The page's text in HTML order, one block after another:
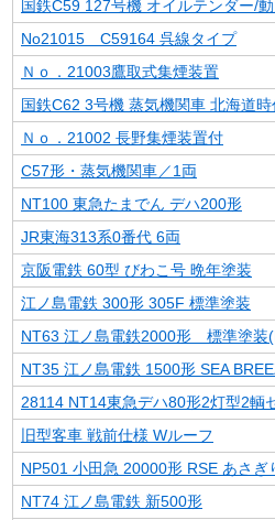
国鉄C59 127号機 オイルテンダー/
No21015 C59164 呉線タイプ
Ｎｏ．21003鷹取式集煙装置
国鉄C62 3号機 蒸気機関車 北海道時
Ｎｏ．21002 長野集煙装置付
C57形・蒸気機関車／1両
NT100 東急たまでん デハ200形
JR東海313系0番代 6両
京阪電鉄 60型 びわこ号 晩年塗装
江ノ島電鉄 300形 305F 標準塗装
NT63 江ノ島電鉄2000形 標準塗装
NT35 江ノ島電鉄 1500形 SEA
28114 NT14東急デハ80形2灯型2輌
旧型客車 戦前仕様 Wルーフ
NP501 小田急 20000形 RSE あさぎ
NT74 江ノ島電鉄 新500形